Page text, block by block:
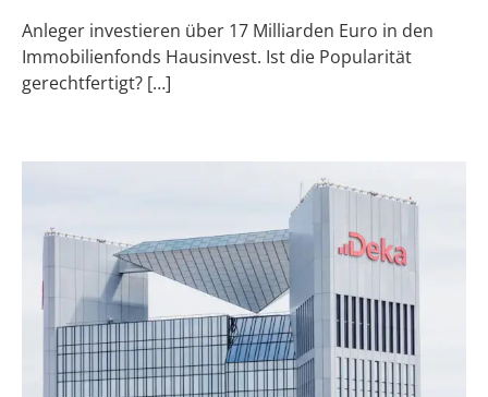
Anleger investieren über 17 Milliarden Euro in den
Immobilienfonds Hausinvest. Ist die Popularität
gerechtfertigt? […]